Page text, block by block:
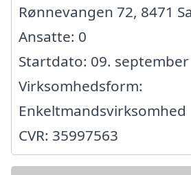
Rønnevangen 72, 8471
Ansatte: 0
Startdato: 09. september
Virksomhedsform:
Enkeltmandsvirksomhed
CVR: 35997563